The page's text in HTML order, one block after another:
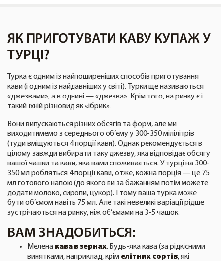
ЯК ПРИГОТУВАТИ КАВУ КУПАЖ У
ТУРЦІ?
Турка є одним із найпоширеніших способів приготування
кави (і одним із найдавніших у світі). Турки ще називаються
«джезвами», а в однині — «джезва». Крім того, на ринку є і
такий їхній різновид як «ібрик».
Вони випускаються різних обсягів та форм, але ми
виходитимемо з середнього об’єму у 300-350 мілілітрів
(туди вміщуються 4 порції кави). Однак рекомендується в
цілому завжди вибирати таку джезву, яка відповідає обсягу
вашої чашки та кави, яка вами споживається. У турці на 300-
350 мл робляться 4 порції кави, отже, кожна порція — це 75
мл готового напою (до якого ви за бажанням потім можете
додати молоко, сиропи, цукор). І тому ваша турка може
бути об’ємом навіть 75 мл. Але такі невеликі варіації рідше
зустрічаються на ринку, ніж об’ємами на 3-5 чашок.
ВАМ ЗНАДОБИТЬСЯ:
Мелена кава в зернах. Будь-яка кава (за рідкісними
винятками, наприклад, крім елітних сортів, які